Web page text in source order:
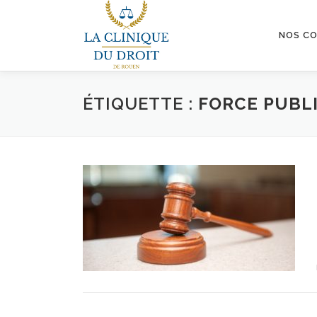
NOS
ÉTIQUETTE : FORCE